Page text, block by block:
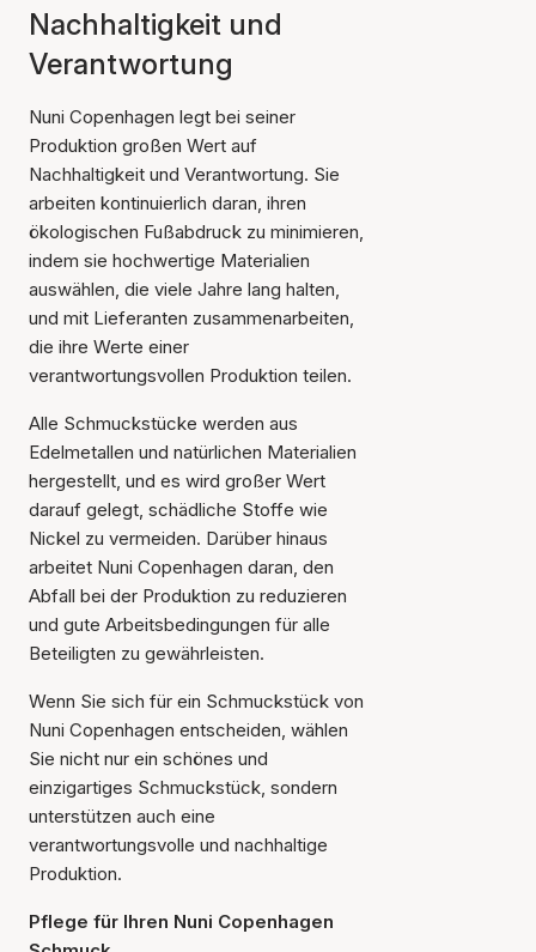
Nachhaltigkeit und
Verantwortung
Nuni Copenhagen legt bei seiner
Produktion großen Wert auf
Nachhaltigkeit und Verantwortung. Sie
arbeiten kontinuierlich daran, ihren
ökologischen Fußabdruck zu minimieren,
indem sie hochwertige Materialien
auswählen, die viele Jahre lang halten,
und mit Lieferanten zusammenarbeiten,
die ihre Werte einer
verantwortungsvollen Produktion teilen.
Alle Schmuckstücke werden aus
Edelmetallen und natürlichen Materialien
hergestellt, und es wird großer Wert
darauf gelegt, schädliche Stoffe wie
Nickel zu vermeiden. Darüber hinaus
arbeitet Nuni Copenhagen daran, den
Abfall bei der Produktion zu reduzieren
und gute Arbeitsbedingungen für alle
Beteiligten zu gewährleisten.
Wenn Sie sich für ein Schmuckstück von
Nuni Copenhagen entscheiden, wählen
Sie nicht nur ein schönes und
einzigartiges Schmuckstück, sondern
unterstützen auch eine
verantwortungsvolle und nachhaltige
Produktion.
Pflege für Ihren Nuni Copenhagen